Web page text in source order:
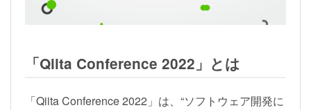
「Qiita Conference 2022」とは
「Qiita Conference 2022」は、“ソフトウェア開発に